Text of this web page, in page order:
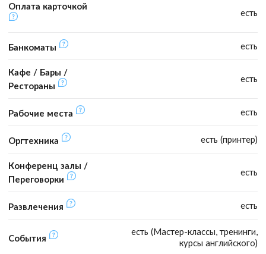
Оплата карточкой
есть
Банкоматы есть
Кафе / Бары /
Рестораны
есть
Рабочие места есть
Оргтехника есть (принтер)
Конференц залы /
Переговорки
есть
Развлечения есть
События
есть (Мастер-классы, тренинги,
курсы английского)